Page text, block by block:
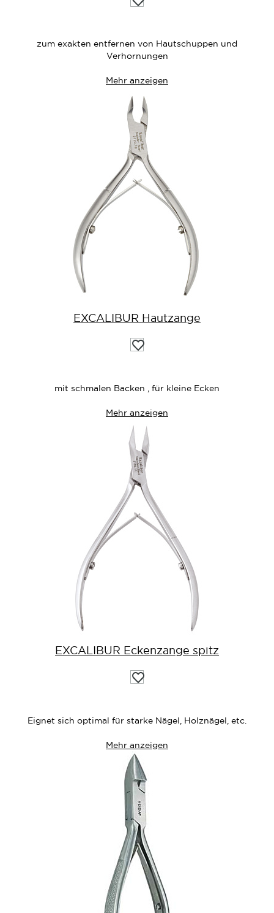
die
zum exakten entfernen von Hautschuppen und
Verhornungen
Mehr anzeigen
EXCALIBUR Hautzange
Auf
die
mit schmalen Backen , für kleine Ecken
Mehr anzeigen
EXCALIBUR Eckenzange spitz
Auf
die
Eignet sich optimal für starke Nägel, Holznägel, etc.
Mehr anzeigen